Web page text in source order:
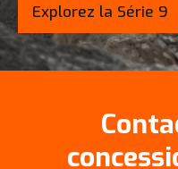
Explorez la Série 9